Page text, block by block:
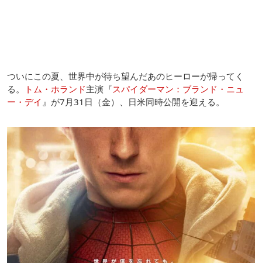
ついにこの夏、世界中が待ち望んだあのヒーローが帰ってく
る。
トム・ホランド主演『スパイダーマン：ブランド・ニュ
ー・デイ 』が7月31日（金）、日米同時公開を迎える。